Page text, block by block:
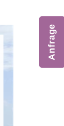
Anfrage